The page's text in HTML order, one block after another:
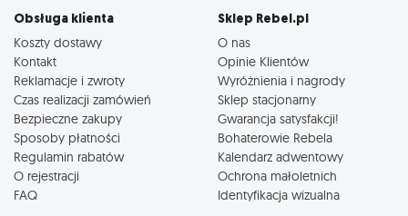
Obsługa klienta
Koszty dostawy
Kontakt
Reklamacje i zwroty
Czas realizacji zamówień
Bezpieczne zakupy
Sposoby płatności
Regulamin rabatów
O rejestracji
FAQ
Sklep Rebel.pl
O nas
Opinie Klientów
Wyróżnienia i nagrody
Sklep stacjonarny
Gwarancja satysfakcji!
Bohaterowie Rebela
Kalendarz adwentowy
Ochrona małoletnich
Identyfikacja wizualna